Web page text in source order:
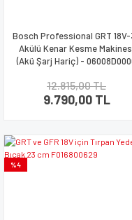
Bosch Professional GRT 18V-
Akülü Kenar Kesme
(Akü Şarj Hariç) -
12.815,00 TL
9.790,00 TL
%4